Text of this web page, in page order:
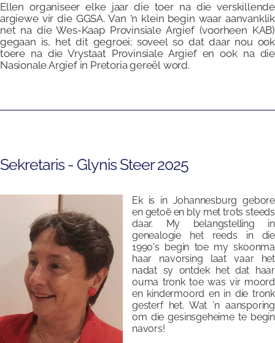
Ellen organiseer elke jaar die toer na die verskillende
argiewe vir die GGSA. Van 'n klein begin waar aanvanklik
net na die Wes-Kaap Provinsiale Argief (voorheen KAB)
gegaan is, het dit gegroei; soveel so dat daar nou ook
toere na die Vrystaat Provinsiale Argief en ook na die
Nasionale Argief in Pretoria gereël word.
Sekretaris - Glynis Steer 2025
Ek is in Johannesburg gebore
en getoë en bly met trots steeds
daar. My belangstelling in
genealogie het reeds in die
1990's begin toe my skoonma
haar navorsing laat vaar het
nadat sy ontdek het dat haar
ouma tronk toe was vir moord
en kindermoord en in die tronk
gesterf het. Wat 'n aansporing
om die gesinsgeheime te begin
navors!